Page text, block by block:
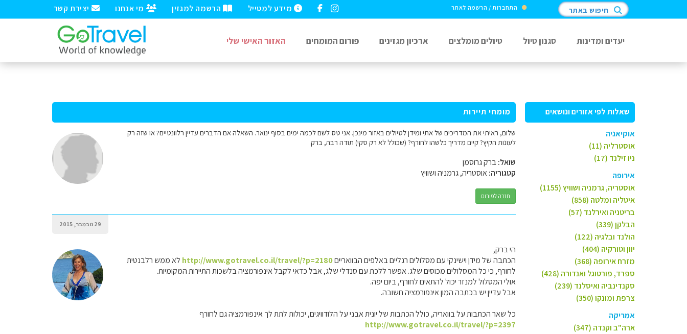
יצירת קשר מי אנחנו הרשמה למגזין מידע למטייל התחברות / הרשמה לאתר חיפוש באתר
יעדים ומדינות סגנון טיול טיולים מומלצים ארכיון מגזינים פורום המומחים האזור האישי שלי
שאלות לפי אזורים ונושאים
אוקיאניה
אוסטרליה (11)
ניו זילנד (17)
אירופה
אוסטריה, גרמניה ושוויץ (1155)
איטליה ומלטה (858)
בריטניה ואירלנד (57)
הבלקן (339)
הולנד ובלגיה (122)
יוון וטורקיה (404)
מזרח אירופה (368)
ספרד, פורטוגל ואנדורה (428)
סקנדינביה ואיסלנד (239)
צרפת ומונקו (350)
אמריקה
ארה"ב וקנדה (347)
מומחי תיירות
שלום, ראיתי את המדריכים של אתי ומידן לטיולים באזור מינכן. אני טס לשם לכמה ימים בסוף ינואר. השאלה אם הדברים עדיין רלוונטיים? או שזה רק
לעונות הקיץ? קיים מדריך כלשהו לחורף? (שכולל לא רק סקי) תודה רבה, ברק
שואל:ברק גרוסמן
קטגוריה:אוסטריה, גרמניה ושוויץ
חזרה לפורום
29 נובמבר, 2015
הי ברק,
הכתבה של מידן וישינקי עם מסלולים רגליים באלפים הבווארייםhttp://www.gotravel.co.il/travel/?p=2180 לא ממש רלבנטית
לחורף, כי כל המסלולים מכוסים שלג. אפשר ללכת עם סנדלי שלג, אבל כדאי לקבל אינפורמציה בלשכות התיירות המקומיות.
אולי המסלול למנזר יכול להתאים לחורף, ביום יפה.
אבל עדיין יש בכתבה המון אינפורמציה חשובה.
כל שאר הכתבות על בוואריה, כולל הכתבות של יונית אבני על הלודוויגים, יכולות לתת לך אינפורמציה גם לחורף
http://www.gotravel.co.il/travel/?p=2397